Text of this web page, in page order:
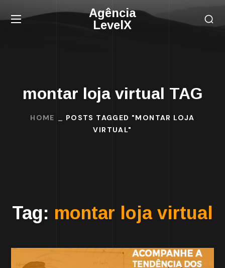
Agência
LevelX
montar loja virtual TAG
HOME
POSTS TAGGED "MONTAR LOJA
VIRTUAL"
Tag: montar loja virtual